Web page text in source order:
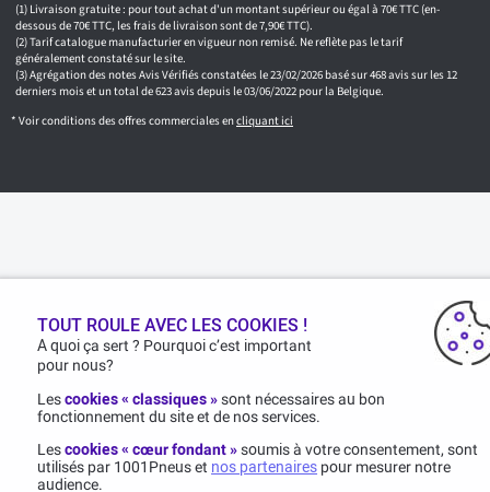
Livraison gratuite : pour tout achat d'un montant supérieur ou égal à 70€ TTC (en-
dessous de 70€ TTC, les frais de livraison sont de 7,90€ TTC).
Tarif catalogue manufacturier en vigueur non remisé. Ne reflète pas le tarif
généralement constaté sur le site.
Agrégation des notes Avis Vérifiés constatées le 23/02/2026 basé sur 468 avis sur les 12
derniers mois et un total de 623 avis depuis le 03/06/2022 pour la Belgique.
* Voir conditions des offres commerciales encliquant ici
TOUT ROULE AVEC LES COOKIES !
A quoi ça sert ? Pourquoi c’est important
pour nous?
Lescookies « classiques »sont nécessaires au bon
fonctionnement du site et de nos services.
Lescookies « cœur fondant »soumis à votre consentement, sont
utilisés par 1001Pneus et nos partenaires pour mesurer notre
audience.